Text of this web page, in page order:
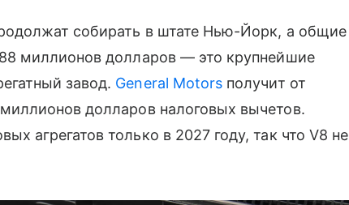
собирать в штате Нью-Йорк, а общие
миллионов долларов — это крупнейшие
завод. General Motors получит от
долларов налоговых вычетов.
агрегатов только в 2027 году, так что V8 не